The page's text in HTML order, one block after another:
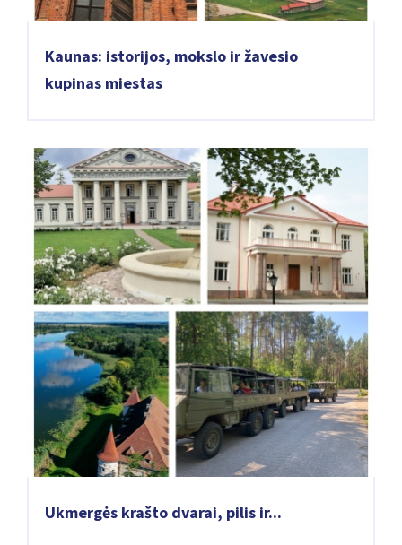
Kaunas: istorijos, mokslo ir žavesio
kupinas miestas
Ukmergės krašto dvarai, pilis ir...